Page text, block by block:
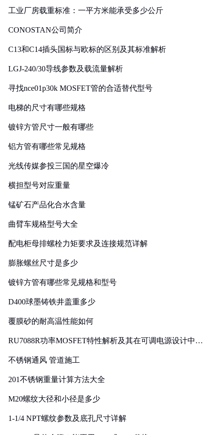
工业厂房载重标准：一平方米能承受多少公斤
CONOSTAN公司简介
C13和C14插头国标与欧标的区别及其标准解析
LGJ-240/30导线参数及载流量解析
寻找nce01p30k MOSFET管的合适替代型号
电梯的尺寸有哪些规格
镀锌方管尺寸一般有哪些
铝方管有哪些常见规格
光线传媒参投三国的星空爆冷
横担型号对应重量
锰矿石产品化合水含量
曲臂车规格型号大全
配电柜母排螺栓力矩要求及连接规范详解
膨胀螺丝尺寸是多少
镀锌方管有哪些常见规格和型号
D400球墨铸铁井盖重多少
覆膜砂的耐高温性能如何
RU7088R功率MOSFET特性解析及其在可调电源设计中的
不锈钢通风 管道施工
201不锈钢重量计算方法大全
M20螺纹大径和小径是多少
1-1/4 NPT螺纹参数及底孔尺寸详解